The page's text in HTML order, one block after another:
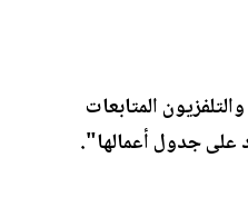
المتابعات
على جدول أعمالها".